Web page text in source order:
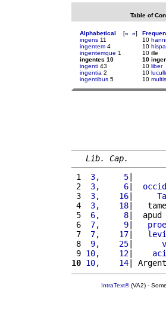
Table of
Alphabetical [« »]
ingens 11
ingentem 4
ingentemque 1
ingentes 10
ingenti 43
ingentia 2
ingentibus 5
10
10
10 ille
10
10 liber
10
10 multis
Lib. Cap.
1
3,     5
2
3,     6|
3
3,    16|
4
3,    18|
5
6,     8|  apud
6
7,     9|
7
7,    17| levi
8
9,    25|
9 10,    12|
10 10,    14|
IntraText®(VA2) -